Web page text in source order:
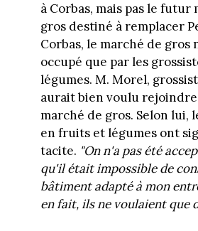
à Corbas, mais pas le futur
gros destiné à remplacer
Corbas, le marché de gros
occupé que par les
légumes. M. Morel,
aurait bien voulu
marché de gros. Selon lui,
en fruits et légumes ont
tacite. "On n'a pas été
qu'il était impossible de
bâtiment adapté à mon
en fait, ils ne voulaient que